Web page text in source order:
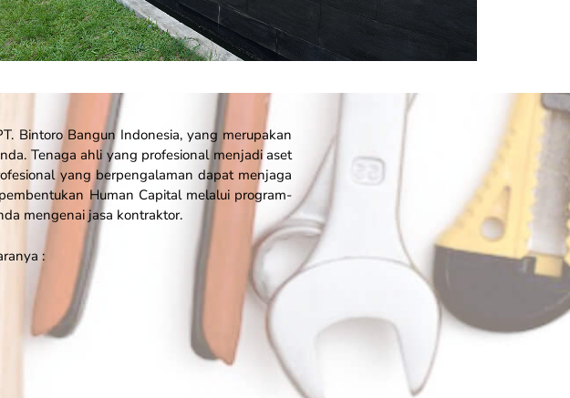
Bintoro Bangun Indonesia, yang merupakan
Tenaga ahli yang profesional menjadi aset
yang berpengalaman dapat menjaga
Human Capital melalui program-
mengenai jasa kontraktor.
: